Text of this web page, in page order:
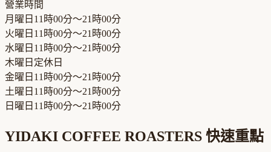
營業時間
月曜日 11時00分～21時00分
火曜日 11時00分～21時00分
水曜日 11時00分～21時00分
木曜日 定休日
金曜日 11時00分～21時00分
土曜日 11時00分～21時00分
日曜日 11時00分～21時00分
YIDAKI COFFEE ROASTERS 快速重點